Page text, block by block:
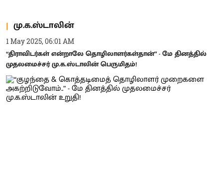
மு.க.ஸ்டாலின்
1 May 2025, 06:01 AM
“திராவிடர்கள் என்றாலே தொழிலாளர்கள்தான்” - மே தினத்தில்
முதலமைச்சர் மு.க.ஸ்டாலின் பெருமிதம்!